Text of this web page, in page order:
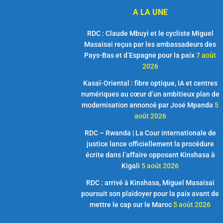
A LA UNE
RDC : Claude Mbuyi et le cycliste Miguel
Masaisai reçus par les ambassadeurs des
Pays-Bas et d’Espagne pour la paix7 août
2026
Kasaï-Oriental : fibre optique, IA et centres
numériques au cœur d’un ambitieux plan de
modernisation annoncé par José Mpanda 5
août 2026
RDC – Rwanda | La Cour internationale de
justice lance officiellement la procédure
écrite dans l’affaire opposant Kinshasa à
Kigali 5 août 2026
RDC : arrivé à Kinshasa, Miguel Masaisai
poursuit son plaidoyer pour la paix avant de
mettre le cap sur le Maroc 5 août 2026